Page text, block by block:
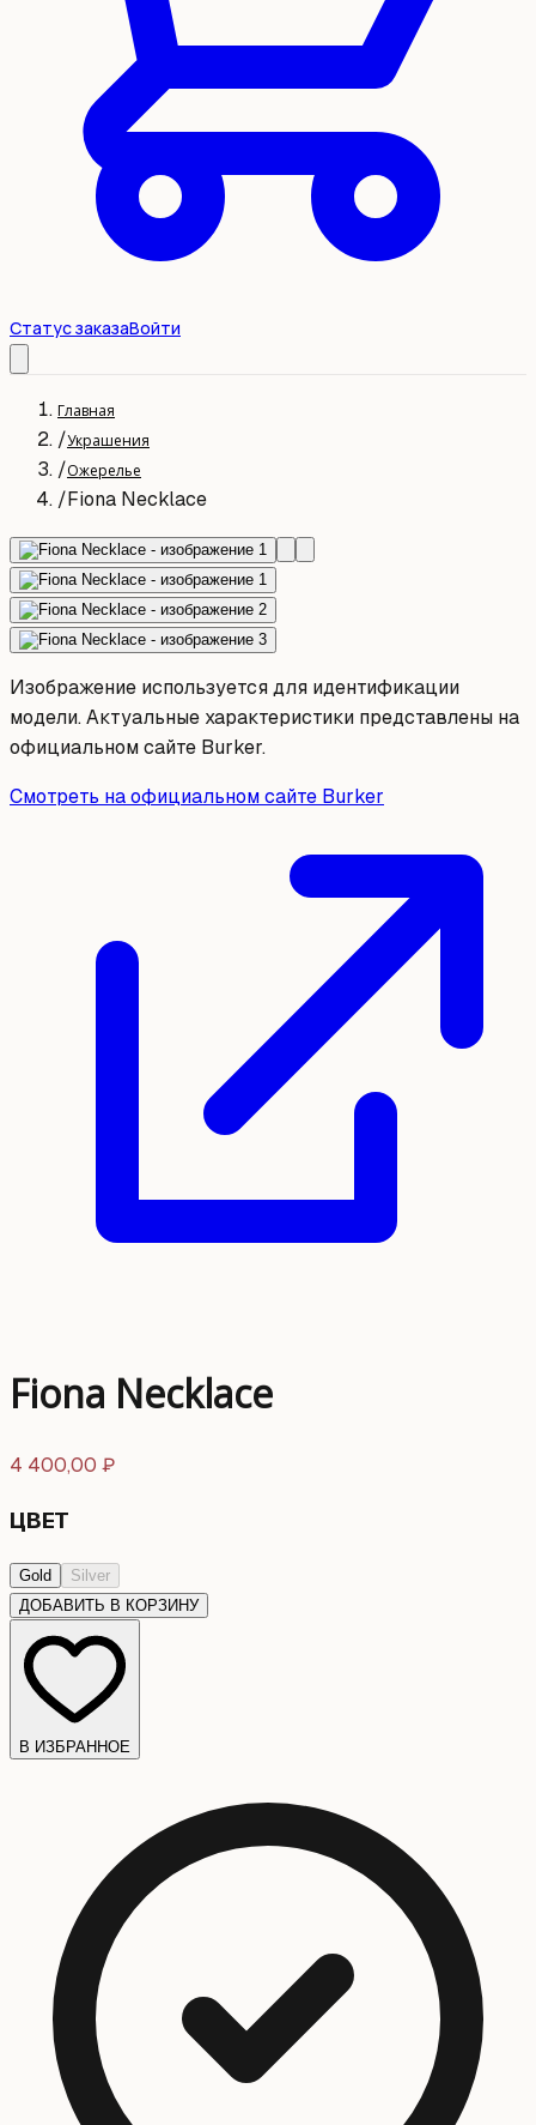
Статус заказаВойти
Главная
/Украшения
/Ожерелье
/Fiona Necklace
Изображение используется для идентификации
модели. Актуальные характеристики представлены на
официальном сайте Burker.
Смотреть на официальном сайте Burker
Fiona Necklace
4 400,00 ₽
ЦВЕТ
Gold
Silver
ДОБАВИТЬ В КОРЗИНУ
В ИЗБРАННОЕ